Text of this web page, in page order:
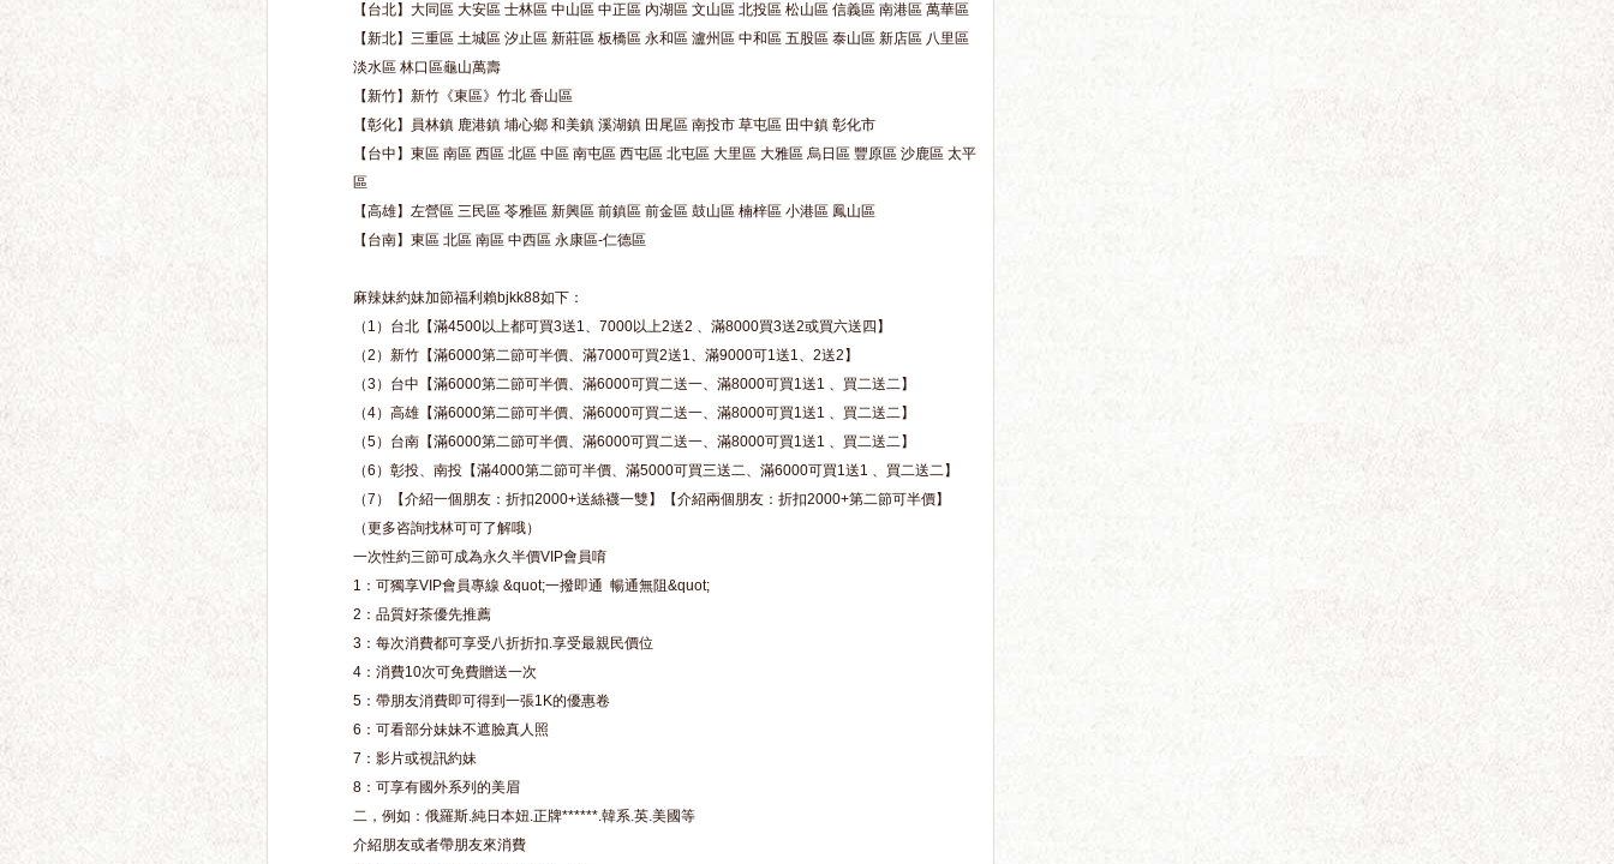
【台北】大同區 大安區 士林區 中山區 中正區 內湖區 文山區 北投區 松山區 信義區 南港區 萬華區
【新北】三重區 土城區 汐止區 新莊區 板橋區 永和區 瀘州區 中和區 五股區 泰山區 新店區 八里區
淡水區 林口區龜山萬壽
【新竹】新竹《東區》竹北 香山區
【彰化】員林鎮 鹿港鎮 埔心鄉 和美鎮 溪湖鎮 田尾區 南投市 草屯區 田中鎮 彰化市
【台中】東區 南區 西區 北區 中區 南屯區 西屯區 北屯區 大里區 大雅區 烏日區 豐原區 沙鹿區 太平
區
【高雄】左營區 三民區 苓雅區 新興區 前鎮區 前金區 鼓山區 楠梓區 小港區 鳳山區
【台南】東區 北區 南區 中西區 永康區-仁德區
麻辣妹約妹加節福利賴bjkk88如下：
（1）台北【滿4500以上都可買3送1、7000以上2送2 、滿8000買3送2或買六送四】
（2）新竹【滿6000第二節可半價、滿7000可買2送1、滿9000可1送1、2送2】
（3）台中【滿6000第二節可半價、滿6000可買二送一、滿8000可買1送1 、買二送二】
（4）高雄【滿6000第二節可半價、滿6000可買二送一、滿8000可買1送1 、買二送二】
（5）台南【滿6000第二節可半價、滿6000可買二送一、滿8000可買1送1 、買二送二】
（6）彰投、南投【滿4000第二節可半價、滿5000可買三送二、滿6000可買1送1 、買二送二】
（7）【介紹一個朋友：折扣2000+送絲襪一雙】【介紹兩個朋友：折扣2000+第二節可半價】
（更多咨詢找林可可了解哦）
一次性約三節可成為永久半價VIP會員唷
1：可獨享VIP會員專線 &quot;一撥即通 暢通無阻&quot;
2：品質好茶優先推薦
3：每次消費都可享受八折折扣.享受最親民價位
4：消費10次可免費贈送一次
5：帶朋友消費即可得到一張1K的優惠卷
6：可看部分妹妹不遮臉真人照
7：影片或視訊約妹
8：可享有國外系列的美眉
二，例如：俄羅斯.純日本妞.正牌******.韓系.英.美國等
介紹朋友或者帶朋友來消費